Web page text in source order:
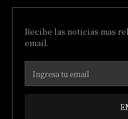
Recibe las noticias mas
email.